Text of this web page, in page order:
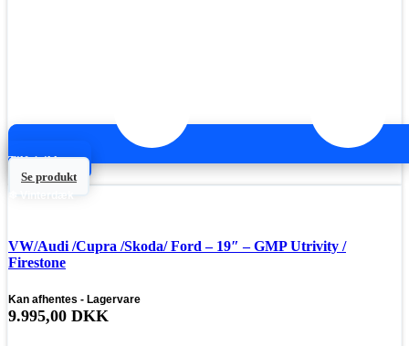
Tilføj til kurv
Se produkt
❄ Vinterdæk
VW/Audi /Cupra /Skoda/ Ford – 19″ – GMP Utrivity /
Firestone
Kan afhentes - Lagervare
9.995,00 DKK